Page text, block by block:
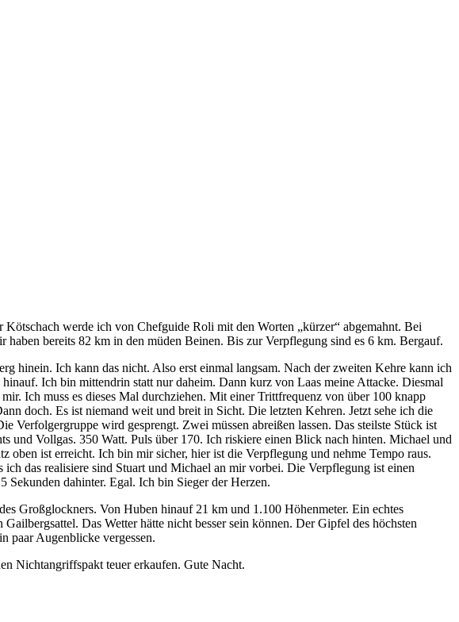
werde ich von Chefguide Roli mit den Worten „kürzer“ abgemahnt. Bei
bereits 82 km in den müden Beinen. Bis zur Verpflegung sind es 6 km. Bergauf.
hinein. Ich kann das nicht. Also erst einmal langsam. Nach der zweiten Kehre kann ich
Ich bin mittendrin statt nur daheim. Dann kurz von Laas meine Attacke. Diesmal
Ich muss es dieses Mal durchziehen. Mit einer Trittfrequenz von über 100 knapp
doch. Es ist niemand weit und breit in Sicht. Die letzten Kehren. Jetzt sehe ich die
Verfolgergruppe wird gesprengt. Zwei müssen abreißen lassen. Das steilste Stück ist
und Vollgas. 350 Watt. Puls über 170. Ich riskiere einen Blick nach hinten. Michael und
oben ist erreicht. Ich bin mir sicher, hier ist die Verpflegung und nehme Tempo raus.
das realisiere sind Stuart und Michael an mir vorbei. Die Verpflegung ist einen
Sekunden dahinter. Egal. Ich bin Sieger der Herzen.
Großglockners. Von Huben hinauf 21 km und 1.100 Höhenmeter. Ein echtes
Das Wetter hätte nicht besser sein können. Der Gipfel des höchsten
paar Augenblicke vergessen.
Nichtangriffspakt teuer erkaufen. Gute Nacht.